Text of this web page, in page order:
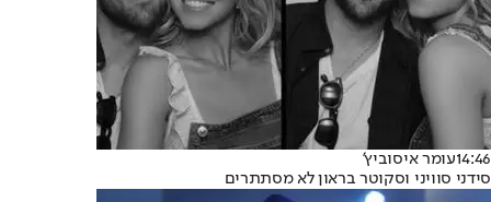
14:46עומר איסוביץ'
סידני סוויני וסקוטר בראון לא מסתתרים